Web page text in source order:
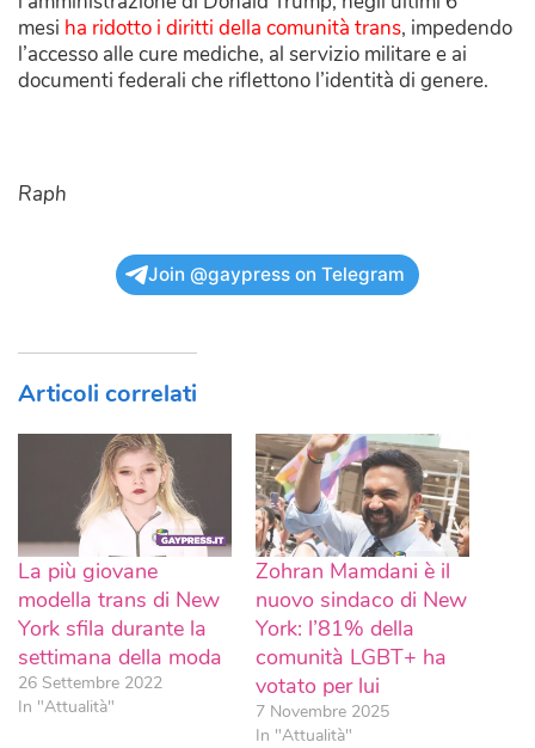
mesi ha ridotto i diritti della comunità trans, impedendo
l’accesso alle cure mediche, al servizio militare e ai
documenti federali che riflettono l’identità di genere.
Raph
Join @gaypress on Telegram
Articoli correlati
La più giovane
modella trans di New
York sfila durante la
settimana della moda
26 Settembre 2022
In "Attualità"
Zohran Mamdani è il
nuovo sindaco di New
York: l’81% della
comunità LGBT+ ha
votato per lui
7 Novembre 2025
In "Attualità"